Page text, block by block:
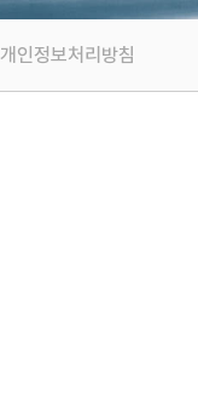
개인정보처리방침